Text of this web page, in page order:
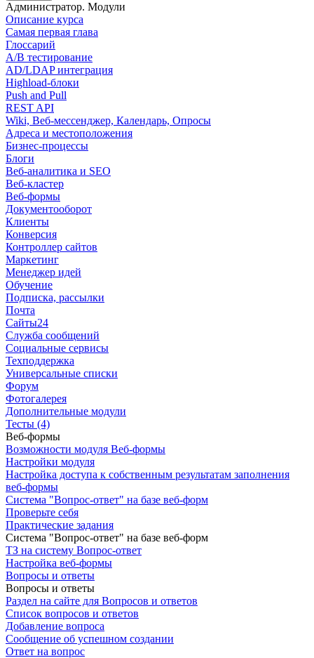
Администратор. Модули
Описание курса
Самая первая глава
Глоссарий
A/B тестирование
AD/LDAP интеграция
Highload-блоки
Push and Pull
REST API
Wiki, Веб-мессенджер, Календарь, Опросы
Адреса и местоположения
Бизнес-процессы
Блоги
Веб-аналитика и SEO
Веб-кластер
Веб-формы
Документооборот
Клиенты
Конверсия
Контроллер сайтов
Маркетинг
Менеджер идей
Обучение
Подписка, рассылки
Почта
Сайты24
Служба сообщений
Социальные сервисы
Техподдержка
Универсальные списки
Форум
Фотогалерея
Дополнительные модули
Тесты (4)
Веб-формы
Возможности модуля Веб-формы
Настройки модуля
Настройка доступа к собственным результатам заполнения
веб-формы
Система "Вопрос-ответ" на базе веб-форм
Проверьте себя
Практические задания
Система "Вопрос-ответ" на базе веб-форм
ТЗ на систему Вопрос-ответ
Настройка веб-формы
Вопросы и ответы
Вопросы и ответы
Раздел на сайте для Вопросов и ответов
Список вопросов и ответов
Добавление вопроса
Сообщение об успешном создании
Ответ на вопрос